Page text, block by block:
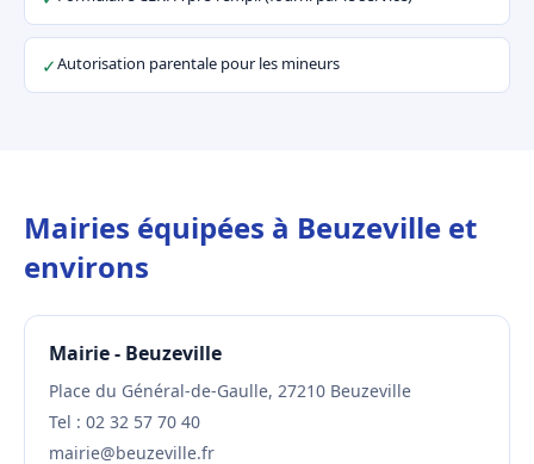
✓Autorisation parentale pour les mineurs
Mairies équipées à Beuzeville et
environs
Mairie - Beuzeville
Place du Général-de-Gaulle, 27210 Beuzeville
Tel : 02 32 57 70 40
mairie@beuzeville.fr